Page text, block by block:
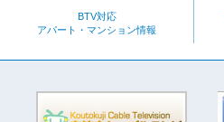
BTV対応
アパート・マンション情報